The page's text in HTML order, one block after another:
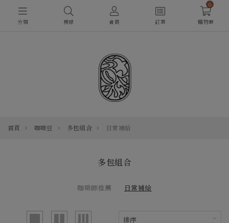
分類 搜尋 會員 訂單
0
購物車
首頁 咖啡豆 多包組合 日常補給
多包組合
咖啡師推薦 日常補給